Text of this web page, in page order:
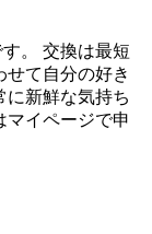
。 交換は最短
せて自分の好き
に新鮮な気持ち
マイページで申